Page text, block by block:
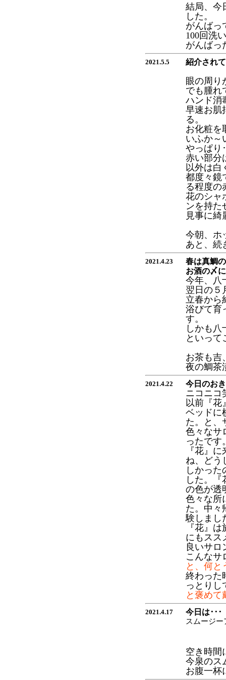
結局、今
した。
がんばっ
100回洗
がんばっ
2021.5.5 紹介され
眼の周り
でも腫れ
ハンド消
早速お肌
る。
お化粧を
いふか～
やっぱり
赤い部分
以外は白
都度々鏡
る程度の
花のシャ
ンを持た
見事に綺
今朝、ホ
あと、続
2021.4.23
春は真鯛
お酒の〆
今年、八
翌日の５
立春から
浴びて育
す。
しかも
といって
お茶も吉
夜の鯛茶
2021.4.22 今日のお
ニコニコ
以前『花
ベッドに
た。と、
色々なサ
ったです
『花』
ね、どう
しかっ
した。
の色が透
色々な所
た。中々
験しまし
『花』
にもスス
良いサロ
こんなサ
と、何と
終わった
っとりし
と褒めて
2021.4.17 今日は･･･
スムージー
空き時間
今泉のス
お腹一杯